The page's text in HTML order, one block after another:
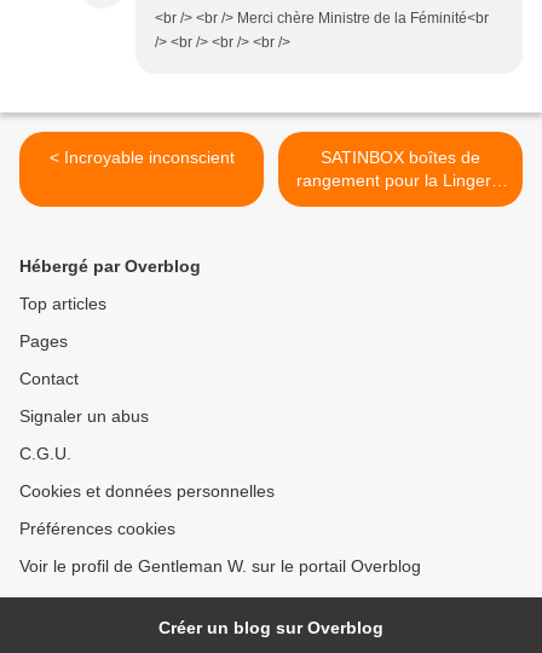
<br /> <br /> Merci chère Ministre de la Féminité<br
/> <br /> <br /> <br />
< Incroyable inconscient
SATINBOX boîtes de
rangement pour la Lingerie
>
Hébergé par Overblog
Top articles
Pages
Contact
Signaler un abus
C.G.U.
Cookies et données personnelles
Préférences cookies
Voir le profil de Gentleman W. sur le portail Overblog
Créer un blog sur Overblog